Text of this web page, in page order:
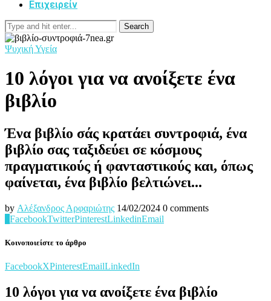
Επιχειρείν
Search
Ψυχική Υγεία
10 λόγοι για να ανοίξετε ένα
βιβλίο
Ένα βιβλίο σάς κρατάει συντροφιά, ένα
βιβλίο σας ταξιδεύει σε κόσμους
πραγματικούς ή φανταστικούς και, όπως
φαίνεται, ένα βιβλίο βελτιώνει...
by Αλέξανδρος Αρφαριώτης 14/02/2024 0 comments
FacebookTwitterPinterestLinkedinEmail
Κοινοποιείστε το άρθρο
FacebookXPinterestEmailLinkedIn
10 λόγοι για να ανοίξετε ένα βιβλίο